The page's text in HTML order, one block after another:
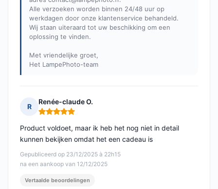
Alle verzoeken worden binnen 24/48 uur op
werkdagen door onze klantenservice behandeld.
Wij staan uiteraard tot uw beschikking om een
oplossing te vinden.
Met vriendelijke groet,
Het LampePhoto-team
R
Renée-claude O.
Opmerking: 5 van 5
Gepubliceerd op 23/12/2025 à 22h15
na een aankoop van 12/12/2025
Product voldoet, maar ik heb het nog niet in detail
kunnen bekijken omdat het een cadeau is
Vertaalde beoordelingen